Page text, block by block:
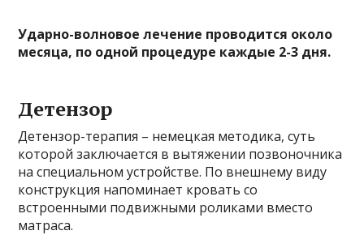
Ударно-волновое лечение проводится около
месяца, по одной процедуре каждые 2-3 дня.
Детензор
Детензор-терапия – немецкая методика, суть
которой заключается в вытяжении позвоночника
на специальном устройстве. По внешнему виду
конструкция напоминает кровать со
встроенными подвижными роликами вместо
матраса.